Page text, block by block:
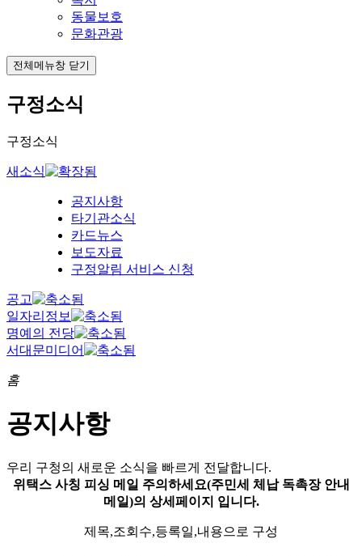
동물보호
문화관광
전체메뉴창 닫기
구정소식
구정소식
새소식
공지사항
타기관소식
카드뉴스
보도자료
구정알림 서비스 신청
공고
일자리정보
명예의 전당
서대문미디어
홈
공지사항
우리 구청의 새로운 소식을 빠르게 전달합니다.
위택스 사칭 피싱 메일 주의하세요(주민세 체납 독촉장 안내
메일)의 상세페이지 입니다.
제목,조회수,등록일,내용으로 구성